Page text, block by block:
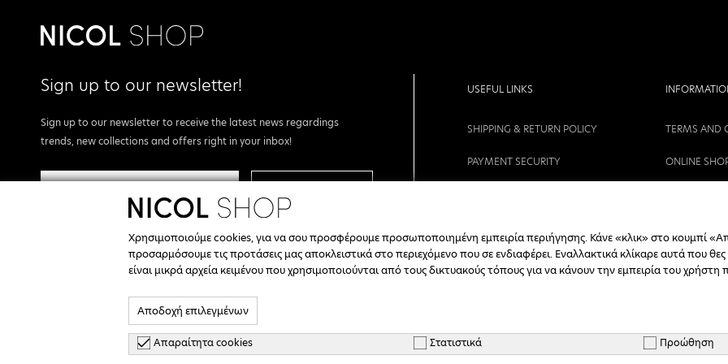
Sign up to our newsletter!
Sign up to our newsletter to receive the latest news regardings
trends, new collections and offers right in your inbox!
We are Social.
USEFUL LINKS
SHIPPING & RETURN POLICY
PAYMENT SECURITY
ORDER STATUS
TERMS AND
ONLINE
Copyright © 2026 - NICOL SHOP - All Rights Reserved
Χρησιμοποιούμε cookies, για να σου προσφέρουμε προσωποποιημένη εμπειρία περιήγησης. Κάνε «κλικ» στο κουμπί
προσαρμόσουμε τις προτάσεις μας αποκλειστικά στο περιεχόμενο που σε ενδιαφέρει. Εναλλακτικά κλίκαρε αυτά που
είναι μικρά αρχεία κειμένου που χρησιμοποιούνται από τους δικτυακούς τόπους για να κάνουν την εμπειρία του χρήστη
Αποδοχή επιλεγμένων
Απαραίτητα cookies Στατιστικά Προώθηση